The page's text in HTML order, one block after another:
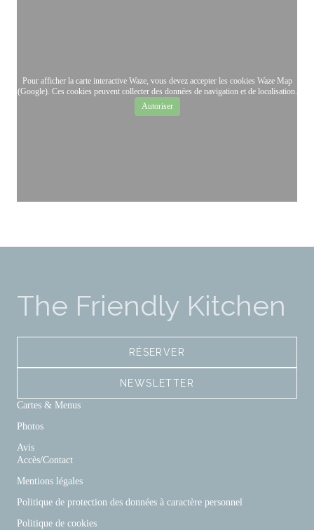
Pour afficher la carte interactive Waze, vous devez accepter les cookies Waze Map
(Google). Ces cookies peuvent collecter des données de navigation et de localisation.
Autoriser
The Friendly Kitchen
RÉSERVER
NEWSLETTER
Cartes & Menus
Photos
Avis
Accès/Contact
Mentions légales
Politique de protection des données à caractère personnel
Politique de cookies